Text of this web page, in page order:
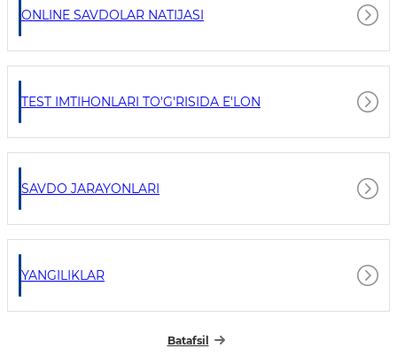
ONLINE SAVDOLAR NATIJASI
TEST IMTIHONLARI TO'G'RISIDA E'LON
SAVDO JARAYONLARI
YANGILIKLAR
Batafsil